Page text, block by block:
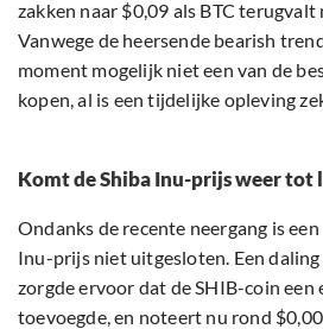
zakken naar $0,09 als BTC terugvalt
Vanwege de heersende bearish
moment mogelijk niet een van de
kopen, al is een tijdelijke opleving
Komt de Shiba Inu-prijs weer tot
Ondanks de recente neergang is
Inu-prijs niet uitgesloten. Een daling
zorgde ervoor dat de SHIB-coin
toevoegde, en noteert nu rond